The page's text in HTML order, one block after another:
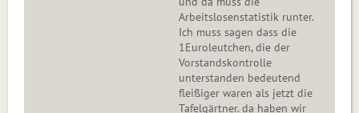
Arbeitslosenstatistik runter.
Ich muss sagen dass die
1Euroleutchen, die der
Vorstandskontrolle
unterstanden bedeutend
fleißiger waren als jetzt die
Tafelgärtner. da haben wir